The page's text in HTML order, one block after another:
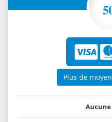
Plus de
Aucune